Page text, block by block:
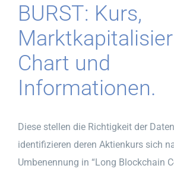
BURST: Kurs,
Chart und
Informationen.
Diese stellen die Richtigkeit der
identifizieren deren Aktienkurs sich
Umbenennung in “Long Blockchain